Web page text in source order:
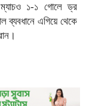
১-১ গোলে ড্র
এগিয়ে থেকে